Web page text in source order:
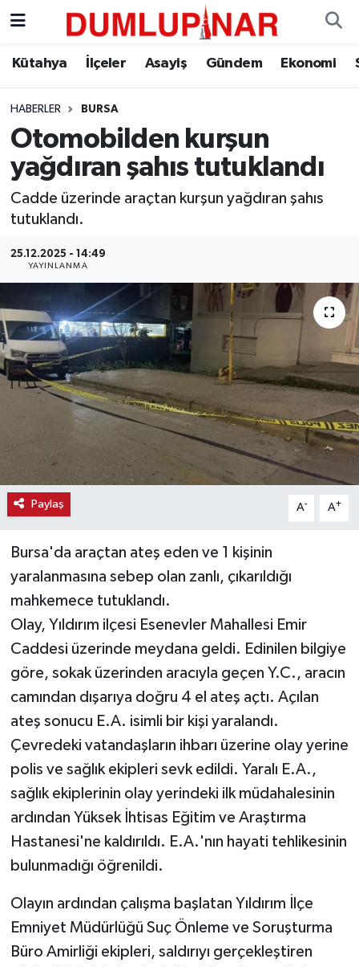
Kütahya İlçeler Asayiş Gündem Ekonomi
HABERLER BURSA
Otomobilden kurşun
yağdıran şahıs tutuklandı
Cadde üzerinde araçtan kurşun yağdıran şahıs
tutuklandı.
25.12.2025 - 14:49
YAYINLANMA
Paylaş A- A+
Bursa'da araçtan ateş eden ve 1 kişinin
yaralanmasına sebep olan zanlı, çıkarıldığı
mahkemece tutuklandı.
Olay, Yıldırım ilçesi Esenevler Mahallesi Emir
Caddesi üzerinde meydana geldi. Edinilen bilgiye
göre, sokak üzerinden aracıyla geçen Y.C., aracın
camından dışarıya doğru 4 el ateş açtı. Açılan
ateş sonucu E.A. isimli bir kişi yaralandı.
Çevredeki vatandaşların ihbarı üzerine olay yerine
polis ve sağlık ekipleri sevk edildi. Yaralı E.A.,
sağlık ekiplerinin olay yerindeki ilk müdahalesinin
ardından Yüksek İhtisas Eğitim ve Araştırma
Hastanesi'ne kaldırıldı. E.A.'nın hayati tehlikesinin
bulunmadığı öğrenildi.
Olayın ardından çalışma başlatan Yıldırım İlçe
Emniyet Müdürlüğü Suç Önleme ve Soruşturma
Büro Amirliği ekipleri, saldırıyı gerçekleştiren
Asayiş
Diğer
Dünya
Eğitim
Ekonomi
Eleman
Emlak
Gündem
Haber
Haber İlanlar
Kültür-Sanat
Magazin
Resmi İlanlar
Seri İlan
Siyaset
Spor
Vasıta
Vefat Haberleri
Kütahya Hava Durumu
Kütahya Trafik Yoğunluk Haritası
Süper Lig Puan Durumu ve Fikstür
Tüm Manşetler
Son Dakika Haberleri
Haber Arşivi